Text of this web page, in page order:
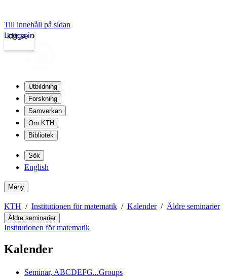
Till innehåll på sidan
kth.se
Logga in
Utbildning
Forskning
Samverkan
Om KTH
Bibliotek
Sök
English
Meny
KTH Institutionen för matematik Kalender Äldre seminarier
Äldre seminarier
Institutionen för matematik
Kalender
Seminar, ABCDEFG...Groups